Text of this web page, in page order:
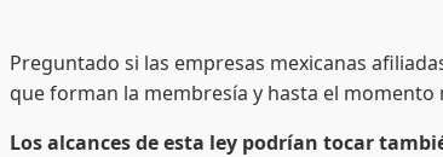
Preguntado si las empresas mexicanas
que forman la membresía y hasta el
Los alcances de esta ley podrían tocar